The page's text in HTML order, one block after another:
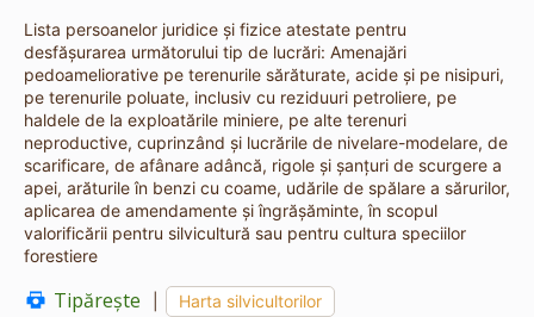
Lista persoanelor juridice și fizice atestate pentru
desfășurarea următorului tip de lucrări: Amenajări
pedoameliorative pe terenurile sărăturate, acide şi pe nisipuri,
pe terenurile poluate, inclusiv cu reziduuri petroliere, pe
haldele de la exploatările miniere, pe alte terenuri
neproductive, cuprinzând şi lucrările de nivelare-modelare, de
scarificare, de afânare adâncă, rigole şi şanţuri de scurgere a
apei, arăturile în benzi cu coame, udările de spălare a sărurilor,
aplicarea de amendamente şi îngrăşăminte, în scopul
valorificării pentru silvicultură sau pentru cultura speciilor
forestiere
Tipărește Harta silvicultorilor